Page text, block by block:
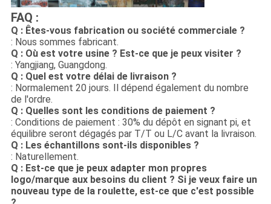
FAQ :
Q : Êtes-vous fabrication ou société commerciale ?
: Nous sommes fabricant.
Q : Où est votre usine ? Est-ce que je peux visiter ?
: Yangjiang, Guangdong.
Q : Quel est votre délai de livraison ?
: Normalement 20 jours. Il dépend également du nombre
de l'ordre.
Q : Quelles sont les conditions de paiement ?
: Conditions de paiement : 30% du dépôt en signant pi, et
équilibre seront dégagés par T/T ou L/C avant la livraison.
Q : Les échantillons sont-ils disponibles ?
: Naturellement.
Q : Est-ce que je peux adapter mon propres
logo/marque aux besoins du client ? Si je veux faire un
nouveau type de la roulette, est-ce que c'est possible